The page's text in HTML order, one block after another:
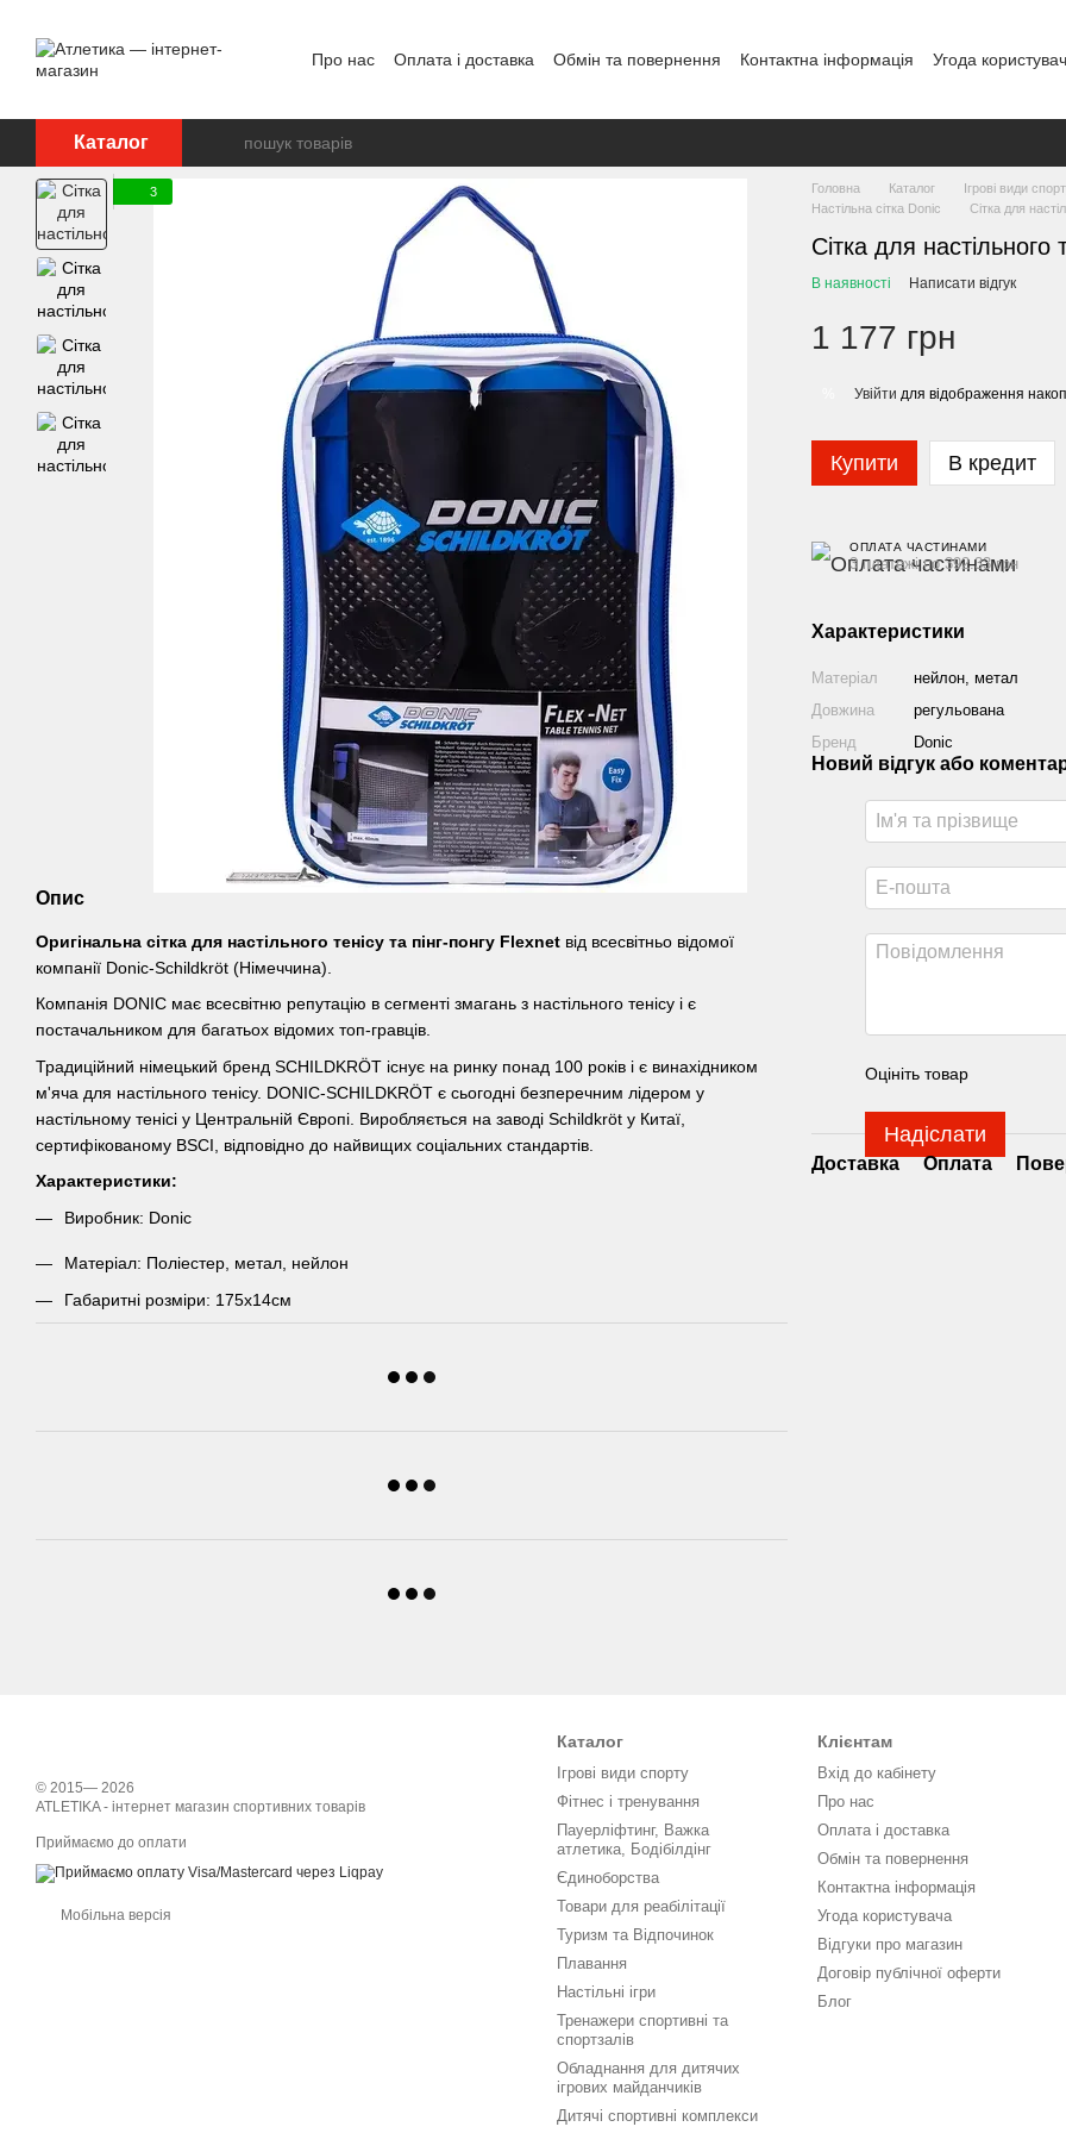
Про нас Оплата і доставка Обмін та повернення Контактна інформація
Угода
Каталог
3
Опис
Оригінальна сітка для настільного тенісу та пінг-понгу Flexnet від всесвітньо відомої
компанії Donic-Schildkröt (Німеччина).
Компанія DONIC має всесвітню репутацію в сегменті змагань з настільного тенісу і є
постачальником для багатьох відомих топ-гравців.
Традиційний німецький бренд SCHILDKRÖT існує на ринку понад 100 років і є винахідником
м'яча для настільного тенісу. DONIC-SCHILDKRÖT є сьогодні безперечним лідером у
настільному тенісі у Центральній Європі. Виробляється на заводі Schildkröt у Китаї,
сертифікованому BSCI, відповідно до найвищих соціальних стандартів.
Характеристики:
Виробник: Donic
Матеріал: Поліестер, метал, нейлон
Габаритні розміри: 175x14см
Головна Каталог Ігрові види
Настільна сітка Donic
Сітка для
Сітка для
В наявності Написати відгук
1 177 грн
Увійти для відображення
Купити В кредит
ОПЛАТА ЧАСТИНАМИ
3 платежі по 392.33 грн
Характеристики
Матеріал
нейлон, метал
Довжина
регульована
Бренд
Donic
Новий відгук або
Оцініть товар
Надіслати
Доставка Оплата
© 2015— 2026
ATLETIKA - інтернет магазин спортивних товарів
Приймаємо до оплати
Мобільна версія
Каталог
Ігрові види спорту
Фітнес і тренування
Пауерліфтинг, Важка
атлетика, Бодібілдінг
Єдиноборства
Товари для реабілітації
Туризм та Відпочинок
Плавання
Настільні ігри
Тренажери спортивні та
спортзалів
Обладнання для дитячих
ігрових майданчиків
Дитячі спортивні комплекси
Клієнтам
Вхід до кабінету
Про нас
Оплата і доставка
Обмін та повернення
Контактна інформація
Угода користувача
Відгуки про магазин
Договір публічної оферти
Блог